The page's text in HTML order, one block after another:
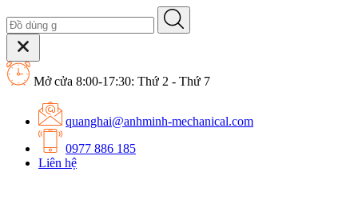
Mở cửa 8:00-17:30: Thứ 2 - Thứ 7
quanghai@anhminh-mechanical.com
0977 886 185
Liên hệ